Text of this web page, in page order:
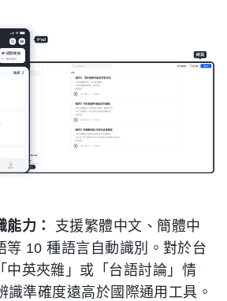
力：
支援繁體中文、簡體中
等 10 種語言自動識別。對於台
中英夾雜」或「台語討論」情
識準確度遠高於國際通用工具。